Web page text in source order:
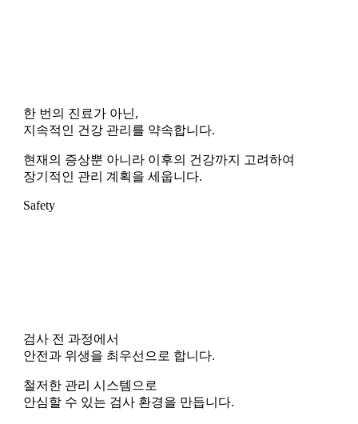
한 번의 진료가 아닌,
지속적인 건강 관리를 약속합니다.
현재의 증상뿐 아니라 이후의 건강까지 고려하여
장기적인 관리 계획을 세웁니다.
Safety
검사 전 과정에서
안전과 위생을 최우선으로 합니다.
철저한 관리 시스템으로
안심할 수 있는 검사 환경을 만듭니다.